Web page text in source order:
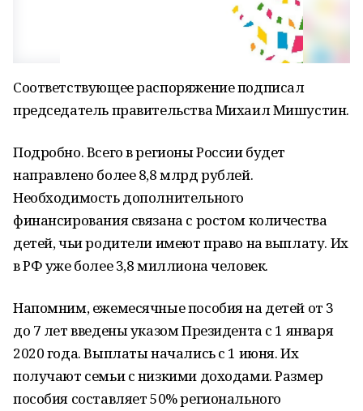
Соответствующее распоряжение подписал
председатель правительства Михаил Мишустин.
Подробно. Всего в регионы России будет
направлено более 8,8 млрд рублей.
Необходимость дополнительного
финансирования связана с ростом количества
детей, чьи родители имеют право на выплату. Их
в РФ уже более 3,8 миллиона человек.
Напомним, ежемесячные пособия на детей от 3
до 7 лет введены указом Президента с 1 января
2020 года. Выплаты начались с 1 июня. Их
получают семьи с низкими доходами. Размер
пособия составляет 50% регионального